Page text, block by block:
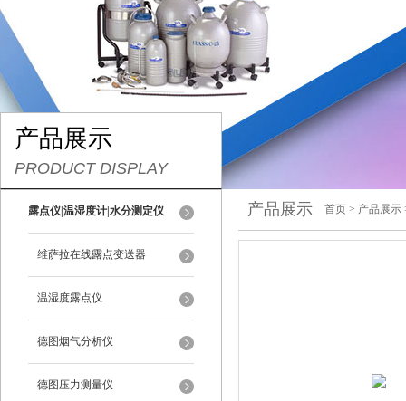
产品展示
PRODUCT DISPLAY
露点仪|温湿度计|水分测定仪
维萨拉在线露点变送器
温湿度露点仪
德图烟气分析仪
德图压力测量仪
产品展示 首页 > 产品展示